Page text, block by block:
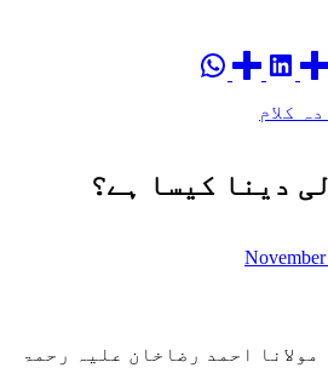
کلام
دینا کیسا ہے؟
احمد رضاخان علیہ رحمۃ